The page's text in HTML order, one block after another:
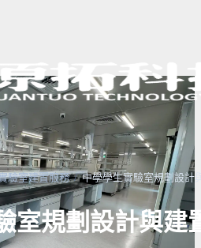
備
實驗室冰箱 / 冷凍櫃 生物安全櫃
驗室建置服務 / 中學學生實驗室規劃設計
室規劃設計與建